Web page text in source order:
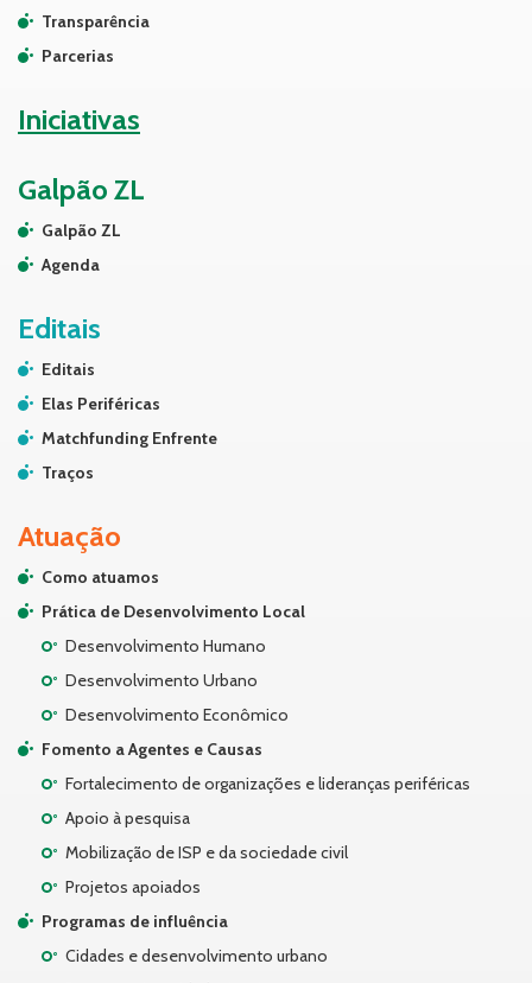
Transparência
Parcerias
Iniciativas
Galpão ZL
Galpão ZL
Agenda
Editais
Editais
Elas Periféricas
Matchfunding Enfrente
Traços
Atuação
Como atuamos
Prática de Desenvolvimento Local
Desenvolvimento Humano
Desenvolvimento Urbano
Desenvolvimento Econômico
Fomento a Agentes e Causas
Fortalecimento de organizações e lideranças periféricas
Apoio à pesquisa
Mobilização de ISP e da sociedade civil
Projetos apoiados
Programas de influência
Cidades e desenvolvimento urbano